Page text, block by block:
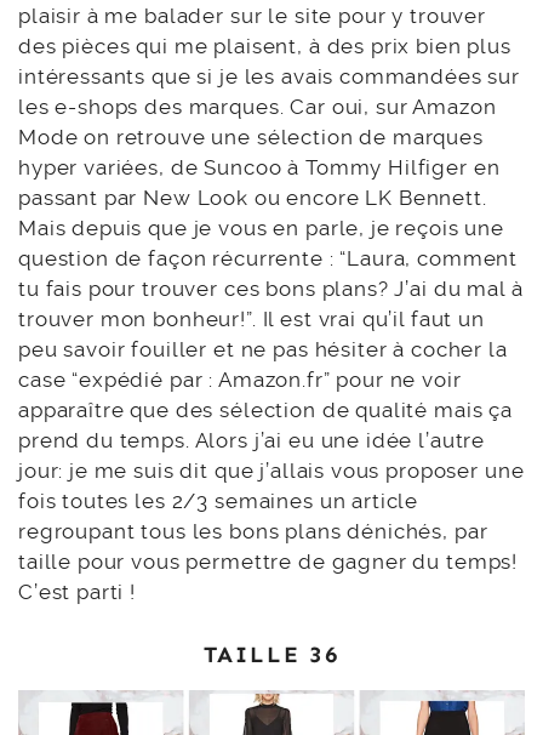
plaisir à me balader sur le site pour y trouver
des pièces qui me plaisent, à des prix bien plus
intéressants que si je les avais commandées sur
les e-shops des marques. Car oui, sur Amazon
Mode on retrouve une sélection de marques
hyper variées, de Suncoo à Tommy Hilfiger en
passant par New Look ou encore LK Bennett.
Mais depuis que je vous en parle, je reçois une
question de façon récurrente : “Laura, comment
tu fais pour trouver ces bons plans? J’ai du mal à
trouver mon bonheur!”. Il est vrai qu’il faut un
peu savoir fouiller et ne pas hésiter à cocher la
case “expédié par : Amazon.fr” pour ne voir
apparaître que des sélection de qualité mais ça
prend du temps. Alors j’ai eu une idée l’autre
jour: je me suis dit que j’allais vous proposer une
fois toutes les 2/3 semaines un article
regroupant tous les bons plans dénichés, par
taille pour vous permettre de gagner du temps!
C’est parti !
TAILLE 36